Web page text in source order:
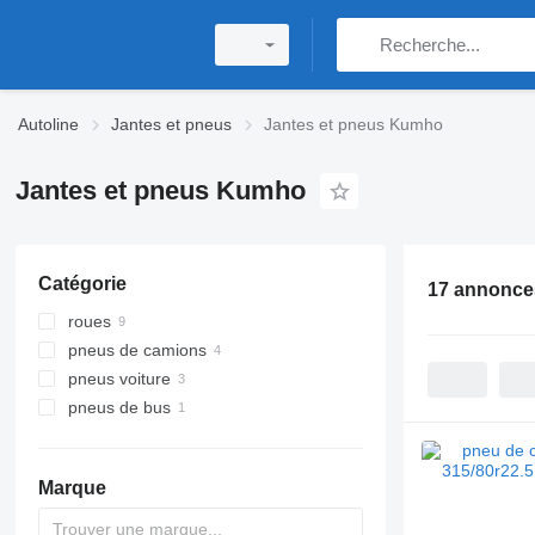
Autoline Jantes et pneus Jantes et pneus Kumho
Jantes et pneus Kumho
Catégorie
roues
pneus de camions
pneus voiture
pneus de bus
Marque
17